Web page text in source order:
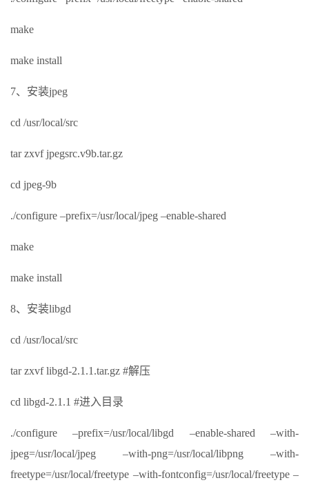
make
make install
7、安装jpeg
cd /usr/local/src
tar zxvf jpegsrc.v9b.tar.gz
cd jpeg-9b
./configure –prefix=/usr/local/jpeg –enable-shared
make
make install
8、安装libgd
cd /usr/local/src
tar zxvf libgd-2.1.1.tar.gz #解压
cd libgd-2.1.1 #进入目录
./configure –prefix=/usr/local/libgd –enable-shared –with-
jpeg=/usr/local/jpeg –with-png=/usr/local/libpng –with-
freetype=/usr/local/freetype –with-fontconfig=/usr/local/freetype –